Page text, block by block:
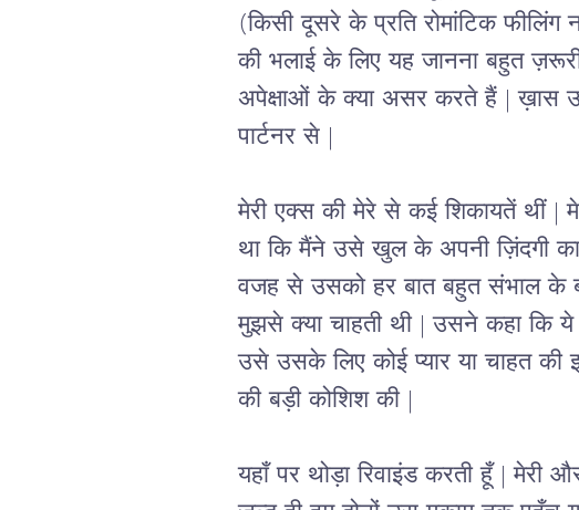
(किसी दूसरे के प्रति रोमांटिक फीलिंग
की भलाई के लिए यह जानना बहुत ज़रूरी
अपेक्षाओं के क्या असर करते हैं |
ख़ास
पार्टनर से
मेरी एक्स की मेरे से कई शिकायतें थीं |
था कि मैंने उसे खुल के अपनी ज़िंदगी का
वजह से उसको हर बात बहुत संभाल के
मुझसे क्या चाहती थी
| उसने कहा कि ये
उसे उसके लिए कोई प्यार या चाहत की
की बड़ी कोशिश की
यहाँ पर थोड़ा रिवाइंड करती हूँ | मेरी